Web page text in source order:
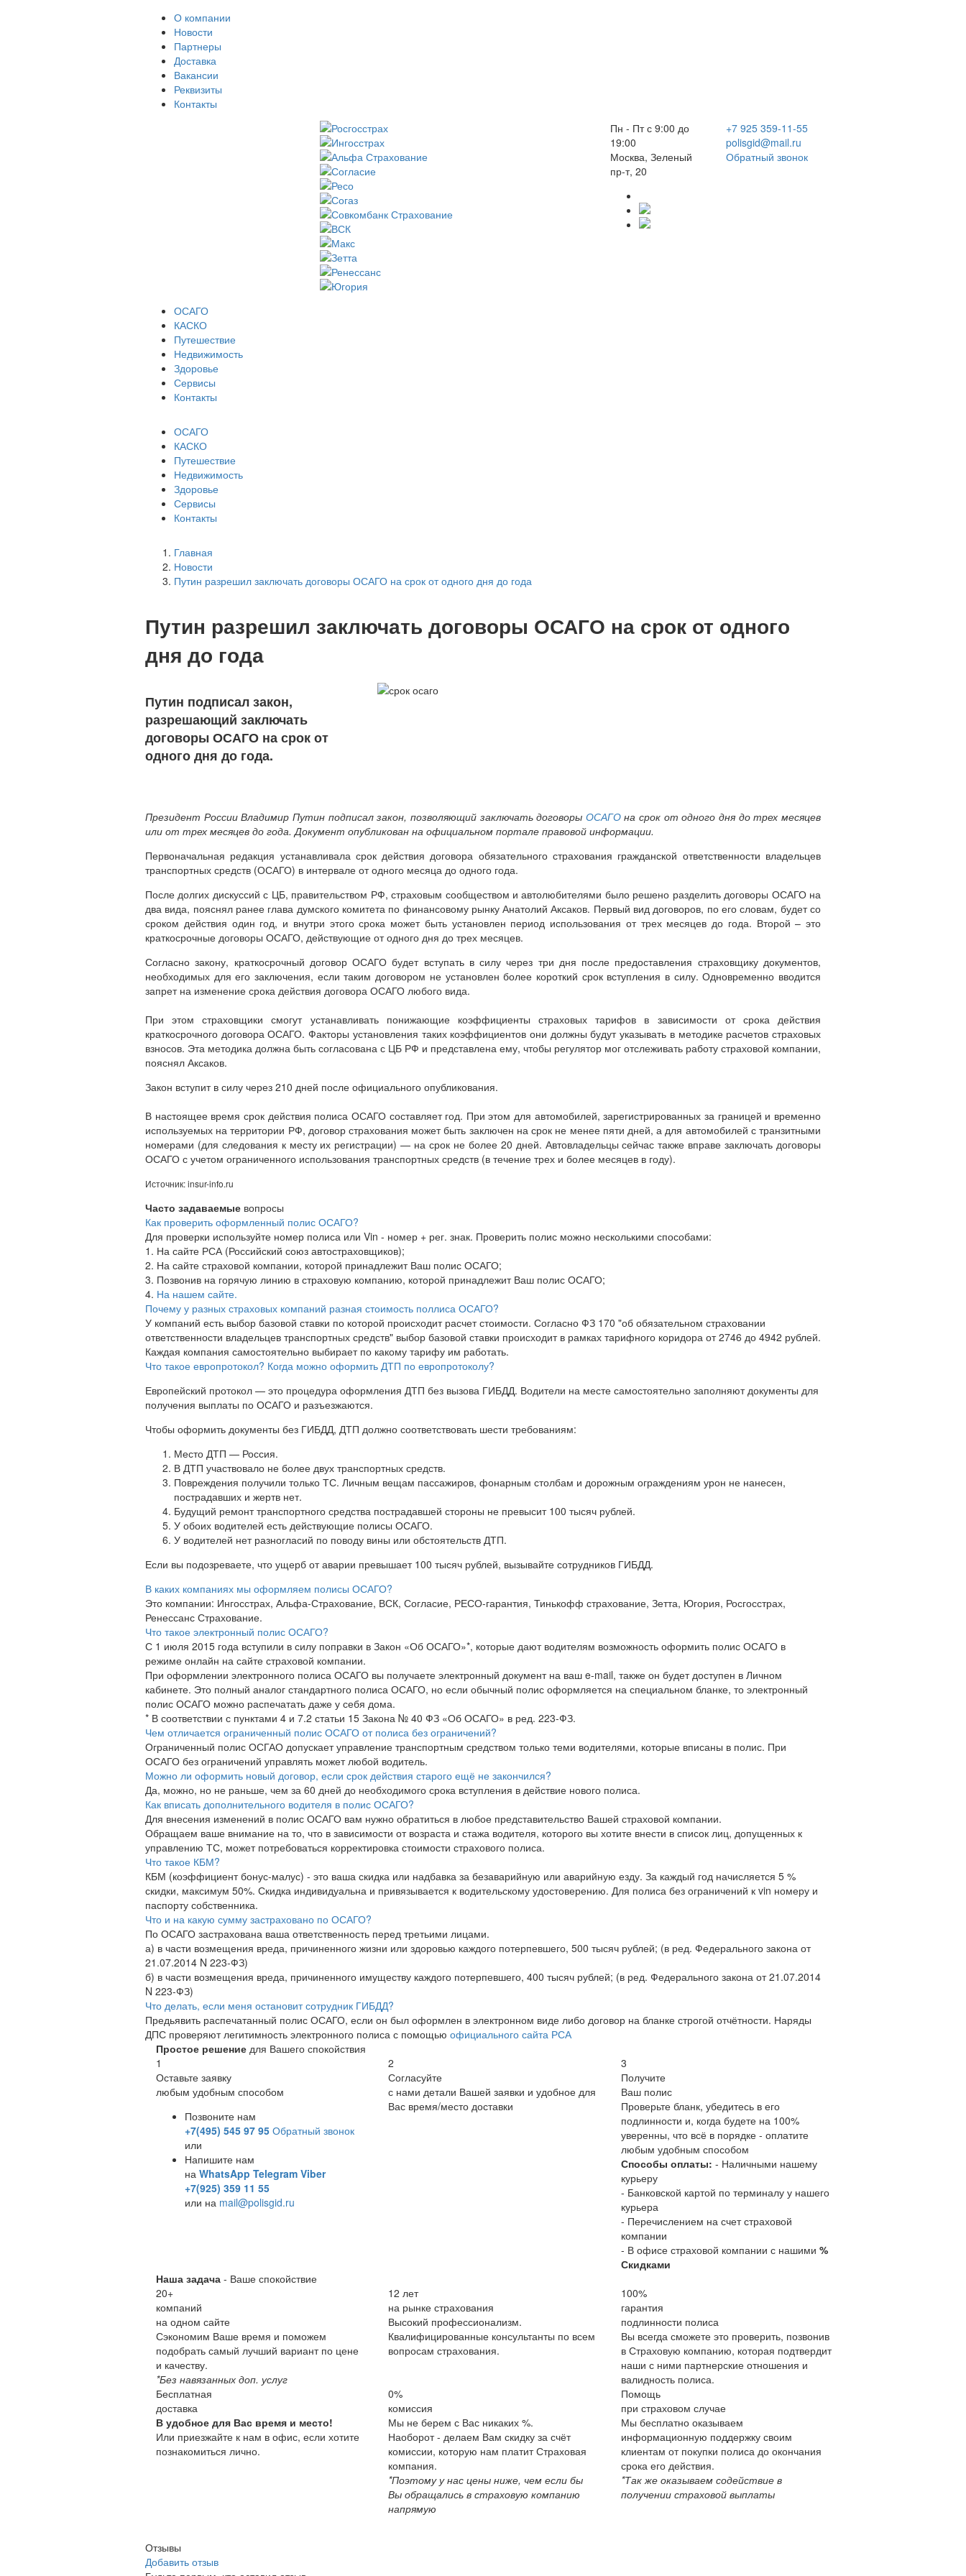
О компании
Новости
Партнеры
Доставка
Вакансии
Реквизиты
Контакты
Пн - Пт с 9:00 до
19:00
Москва, Зеленый
пр-т, 20
+7 925 359-11-55
polisgid@mail.ru
Обратный звонок
ОСАГО
КАСКО
Путешествие
Недвижимость
Здоровье
Сервисы
Контакты
ОСАГО
КАСКО
Путешествие
Недвижимость
Здоровье
Сервисы
Контакты
Главная
Новости
Путин разрешил заключать договоры ОСАГО на срок от одного дня до года
Путин разрешил заключать договоры ОСАГО на срок от одного
дня до года
Путин подписал закон,
разрешающий заключать
договоры ОСАГО на срок от
одного дня до года.
Президент России Владимир Путин подписал закон, позволяющий заключать договоры ОСАГОна срок от одного дня до трех месяцев
или от трех месяцев до года. Документ опубликован на официальном портале правовой информации.
Первоначальная редакция устанавливала срок действия договора обязательного страхования гражданской ответственности владельцев
транспортных средств (ОСАГО) в интервале от одного месяца до одного года.
После долгих дискуссий с ЦБ, правительством РФ, страховым сообществом и автолюбителями было решено разделить договоры ОСАГО на
два вида, пояснял ранее глава думского комитета по финансовому рынку Анатолий Аксаков. Первый вид договоров, по его словам, будет со
сроком действия один год, и внутри этого срока может быть установлен период использования от трех месяцев до года. Второй – это
краткосрочные договоры ОСАГО, действующие от одного дня до трех месяцев.
Согласно закону, краткосрочный договор ОСАГО будет вступать в силу через три дня после предоставления страховщику документов,
необходимых для его заключения, если таким договором не установлен более короткий срок вступления в силу. Одновременно вводится
запрет на изменение срока действия договора ОСАГО любого вида.
При этом страховщики смогут устанавливать понижающие коэффициенты страховых тарифов в зависимости от срока действия
краткосрочного договора ОСАГО. Факторы установления таких коэффициентов они должны будут указывать в методике расчетов страховых
взносов. Эта методика должна быть согласована с ЦБ РФ и представлена ему, чтобы регулятор мог отслеживать работу страховой компании,
пояснял Аксаков.
Закон вступит в силу через 210 дней после официального опубликования.
В настоящее время срок действия полиса ОСАГО составляет год. При этом для автомобилей, зарегистрированных за границей и временно
используемых на территории РФ, договор страхования может быть заключен на срок не менее пяти дней, а для автомобилей с транзитными
номерами (для следования к месту их регистрации) — на срок не более 20 дней. Автовладельцы сейчас также вправе заключать договоры
ОСАГО с учетом ограниченного использования транспортных средств (в течение трех и более месяцев в году).
Источник: insur-info.ru
Часто задаваемые вопросы
Как проверить оформленный полис ОСАГО?
Для проверки используйте номер полиса или Vin - номер + рег. знак. Проверить полис можно несколькими способами:
1. На сайте РСА (Российский союз автостраховщиков);
2. На сайте страховой компании, которой принадлежит Ваш полис ОСАГО;
3. Позвонив на горячую линию в страховую компанию, которой принадлежит Ваш полис ОСАГО;
4. На нашем сайте.
Почему у разных страховых компаний разная стоимость поллиса ОСАГО?
У компаний есть выбор базовой ставки по которой происходит расчет стоимости. Согласно ФЗ 170 "об обязательном страховании
ответственности владельцев транспортных средств" выбор базовой ставки происходит в рамках тарифного коридора от 2746 до 4942 рублей.
Каждая компания самостоятельно выбирает по какому тарифу им работать.
Что такое европротокол? Когда можно оформить ДТП по европротоколу?
Европейский протокол — это процедура оформления ДТП без вызова ГИБДД. Водители на месте самостоятельно заполняют документы для
получения выплаты по ОСАГО и разъезжаются.
Чтобы оформить документы без ГИБДД, ДТП должно соответствовать шести требованиям:
Место ДТП — Россия.
В ДТП участвовало не более двух транспортных средств.
Повреждения получили только ТС. Личным вещам пассажиров, фонарным столбам и дорожным ограждениям урон не нанесен,
пострадавших и жертв нет.
Будущий ремонт транспортного средства пострадавшей стороны не превысит 100 тысяч рублей.
У обоих водителей есть действующие полисы ОСАГО.
У водителей нет разногласий по поводу вины или обстоятельств ДТП.
Если вы подозреваете, что ущерб от аварии превышает 100 тысяч рублей, вызывайте сотрудников ГИБДД.
В каких компаниях мы оформляем полисы ОСАГО?
Это компании: Ингосстрах, Альфа-Страхование, ВСК, Согласие, РЕСО-гарантия, Тинькофф страхование, Зетта, Югория, Росгосстрах,
Ренессанс Страхование.
Что такое электронный полис ОСАГО?
С 1 июля 2015 года вступили в силу поправки в Закон «Об ОСАГО»*, которые дают водителям возможность оформить полис ОСАГО в
режиме онлайн на сайте страховой компании.
При оформлении электронного полиса ОСАГО вы получаете электронный документ на ваш e-mail, также он будет доступен в Личном
кабинете. Это полный аналог стандартного полиса ОСАГО, но если обычный полис оформляется на специальном бланке, то электронный
полис ОСАГО можно распечатать даже у себя дома.
* В соответствии с пунктами 4 и 7.2 статьи 15 Закона № 40 ФЗ «Об ОСАГО» в ред. 223-ФЗ.
Чем отличается ограниченный полис ОСАГО от полиса без ограничений?
Ограниченный полис ОСГАО допускает управление транспортным средством только теми водителями, которые вписаны в полис. При
ОСАГО без ограничений управлять может любой водитель.
Можно ли оформить новый договор, если срок действия старого ещё не закончился?
Да, можно, но не раньше, чем за 60 дней до необходимого срока вступления в действие нового полиса.
Как вписать дополнительного водителя в полис ОСАГО?
Для внесения изменений в полис ОСАГО вам нужно обратиться в любое представительство Вашей страховой компании.
Обращаем ваше внимание на то, что в зависимости от возраста и стажа водителя, которого вы хотите внести в список лиц, допущенных к
управлению ТС, может потребоваться корректировка стоимости страхового полиса.
Что такое КБМ?
КБМ (коэффициент бонус-малус) - это ваша скидка или надбавка за безаварийную или аварийную езду. За каждый год начисляется 5 %
скидки, максимум 50%. Скидка индивидуальна и привязывается к водительскому удостоверению. Для полиса без ограничений к vin номеру и
паспорту собственника.
Что и на какую сумму застраховано по ОСАГО?
По ОСАГО застрахована ваша ответственность перед третьими лицами.
а) в части возмещения вреда, причиненного жизни или здоровью каждого потерпевшего, 500 тысяч рублей; (в ред. Федерального закона от
21.07.2014 N 223-ФЗ)
б) в части возмещения вреда, причиненного имуществу каждого потерпевшего, 400 тысяч рублей; (в ред. Федерального закона от 21.07.2014
N 223-ФЗ)
Что делать, если меня остановит сотрудник ГИБДД?
Предьявить распечатанный полис ОСАГО, если он был оформлен в электронном виде либо договор на бланке строгой отчётности. Наряды
ДПС проверяют легитимность электронного полиса с помощью официального сайта РСА
Простое решение для Вашего спокойствия
1
Оставьте заявку
любым удобным способом
Позвоните нам
+7(495) 545 97 95 Обратный звонок
или
Напишите нам
на WhatsApp Telegram Viber
+7(925) 359 11 55
или на mail@polisgid.ru
2
Согласуйте
с нами детали Вашей заявки и удобное для
Вас время/место доставки
3
Получите
Ваш полис
Проверьте бланк, убедитесь в его
подлинности и, когда будете на 100%
уверенны, что всё в порядке - оплатите
любым удобным способом
Способы оплаты: - Наличными нашему
курьеру
- Банковской картой по терминалу у нашего
курьера
- Перечислением на счет страховой
компании
- В офисе страховой компании с нашими %
Скидками
Наша задача - Ваше спокойствие
20+
компаний
на одном сайте
Сэкономим Ваше время и поможем
подобрать самый лучший вариант по цене
и качеству.
*Без навязанных доп. услуг
12 лет
на рынке страхования
Высокий профессионализм.
Квалифицированные консультанты по всем
вопросам страхования.
100%
гарантия
подлинности полиса
Вы всегда сможете это проверить, позвонив
в Страховую компанию, которая подтвердит
наши с ними партнерские отношения и
валидность полиса.
Бесплатная
доставка
В удобное для Вас время и место!
Или приезжайте к нам в офис, если хотите
познакомиться лично.
0%
комиссия
Мы не берем с Вас никаких %.
Наоборот - делаем Вам скидку за счёт
комиссии, которую нам платит Страховая
компания.
*Поэтому у нас цены ниже, чем если бы
Вы обращались в страховую компанию
напрямую
Помощь
при страховом случае
Мы бесплатно оказываем
информационную поддержку своим
клиентам от покупки полиса до окончания
срока его действия.
*Так же оказываем содействие в
получении страховой выплаты
Отзывы
Добавить отзыв